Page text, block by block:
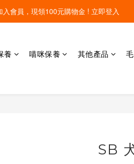
線上寵物展開跑 限時優惠中
線上寵物展開跑 限時優惠中
養 喵咪保養 其他產品
SB